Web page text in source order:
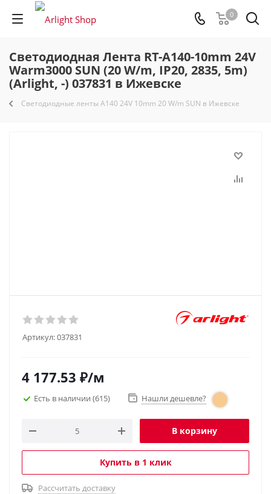
0
Светодиодная Лента RT-A140-10mm 24V
Warm3000 SUN (20 W/m, IP20, 2835, 5m)
(Arlight, -) 037831 в Ижевске
Светодиодные ленты A140 24V 10mm 20 W/m SUN в Ижевске
Артикул:037831
4 177.53 ₽/м
Есть в наличии (615) Нашли дешевле?
В корзину
Купить в 1 клик
Рассчитать доставку